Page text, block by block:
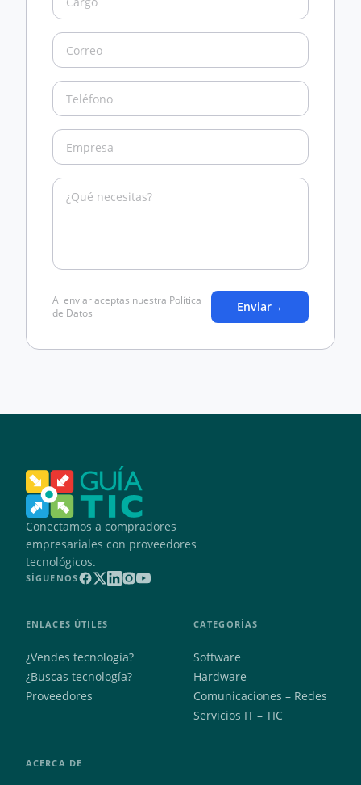
Al enviar aceptas nuestra Política
de Datos
Enviar→
Conectamos a compradores
empresariales con proveedores
tecnológicos.
SÍGUENOS
ENLACES ÚTILES
¿Vendes tecnología?
¿Buscas tecnología?
Proveedores
CATEGORÍAS
Software
Hardware
Comunicaciones – Redes
Servicios IT – TIC
ACERCA DE